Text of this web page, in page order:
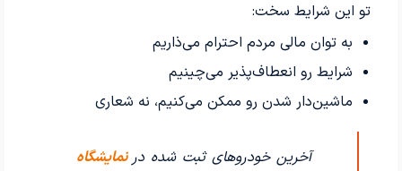
تو این شرایط سخت:
به توان مالی مردم احترام می‌ذاریم
شرایط رو انعطاف‌پذیر می‌چینیم
ماشین‌دار شدن رو ممکن می‌کنیم، نه شعاری
آخرین خودروهای ثبت شده در نمایشگاه